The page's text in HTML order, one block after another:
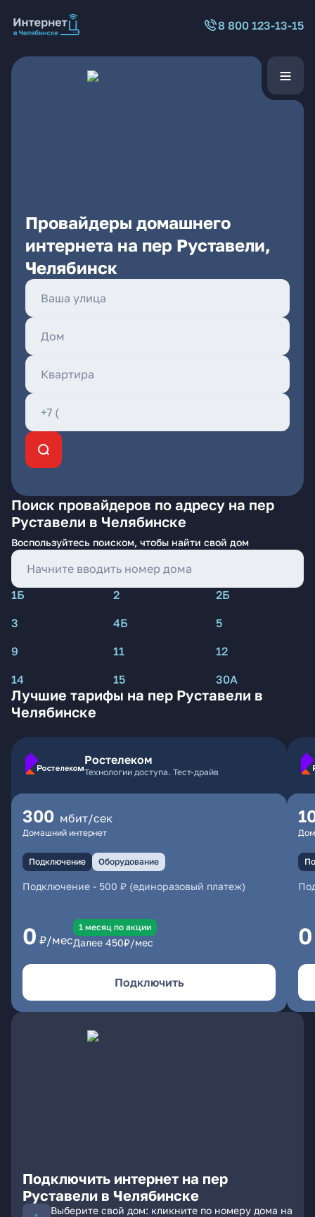
8 800 123-13-15
Провайдеры домашнего
интернета на пер Руставели,
Челябинск
Поиск провайдеров по адресу на пер
Руставели в Челябинске
Воспользуйтесь поиском, чтобы найти свой дом
1Б 2
2Б
3
4Б
5
9
11
12
14
15 30А
Лучшие тарифы на пер Руставели в
Челябинске
Ростелеком
Технологии доступа. Тест-драйв
300 мбит/сек
Домашний интернет
Подключение Оборудование
Подключение - 500 ₽ (единоразовый платеж)
0 ₽/мес
1 месяц по акции
Далее 450₽/мес
Подключить
0
Подключить интернет на пер
Руставели в Челябинске
Выберите свой дом: кликните по номеру дома на